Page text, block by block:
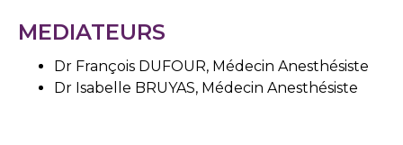
MEDIATEURS
Dr François DUFOUR, Médecin Anesthésiste
Dr Isabelle BRUYAS, Médecin Anesthésiste